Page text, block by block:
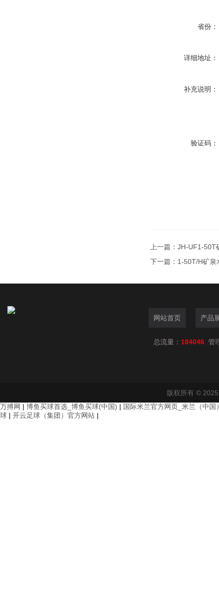
省份：
详细地址：
补充说明：
验证码：
上一篇： JH-UF1-50T
下一篇： 1-50T/H矿泉
网站首页 产品
总流量： 184046 管
版权所有 ©
万搏网 | 博鱼买球首选_博鱼买球(中国) | 国际米兰官方网页_米兰（中国
球 | 开云足球（集团）官方网站 |